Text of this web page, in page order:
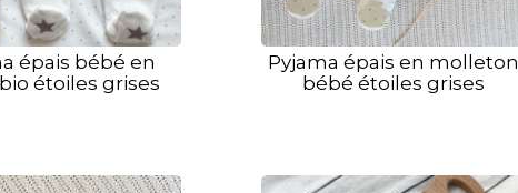
épais bébé en
étoiles grises
Pyjama épais en molleton
bébé étoiles grises